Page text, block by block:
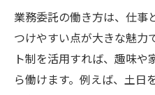
業務委託の働き方は、仕事
つけやすい点が大きな魅力
ト制を活用すれば、趣味
ら働けます。例えば、土日